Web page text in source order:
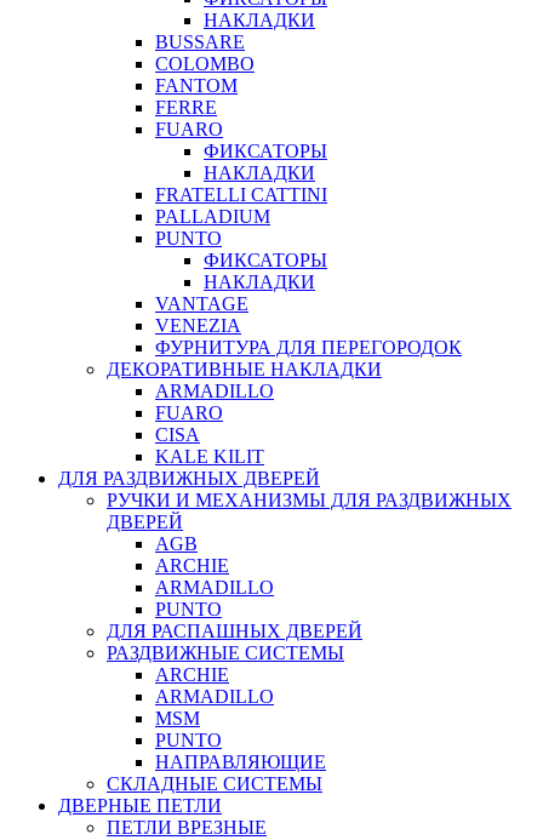
НАКЛАДКИ
BUSSARE
COLOMBO
FANTOM
FERRE
FUARO
ФИКСАТОРЫ
НАКЛАДКИ
FRATELLI CATTINI
PALLADIUM
PUNTO
ФИКСАТОРЫ
НАКЛАДКИ
VANTAGE
VENEZIA
ФУРНИТУРА ДЛЯ ПЕРЕГОРОДОК
ДЕКОРАТИВНЫЕ НАКЛАДКИ
ARMADILLO
FUARO
CISA
KALE KILIT
ДЛЯ РАЗДВИЖНЫХ ДВЕРЕЙ
РУЧКИ И МЕХАНИЗМЫ ДЛЯ РАЗДВИЖНЫХ
ДВЕРЕЙ
AGB
ARCHIE
ARMADILLO
PUNTO
ДЛЯ РАСПАШНЫХ ДВЕРЕЙ
РАЗДВИЖНЫЕ СИСТЕМЫ
ARCHIE
ARMADILLO
MSM
PUNTO
НАПРАВЛЯЮЩИЕ
СКЛАДНЫЕ СИСТЕМЫ
ДВЕРНЫЕ ПЕТЛИ
ПЕТЛИ ВРЕЗНЫЕ